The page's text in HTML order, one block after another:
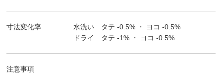
寸法変化率 水洗い タテ-0.5% ・ ヨコ-0.5%
ドライ タテ-1% ・ ヨコ-0.5%
注意事項